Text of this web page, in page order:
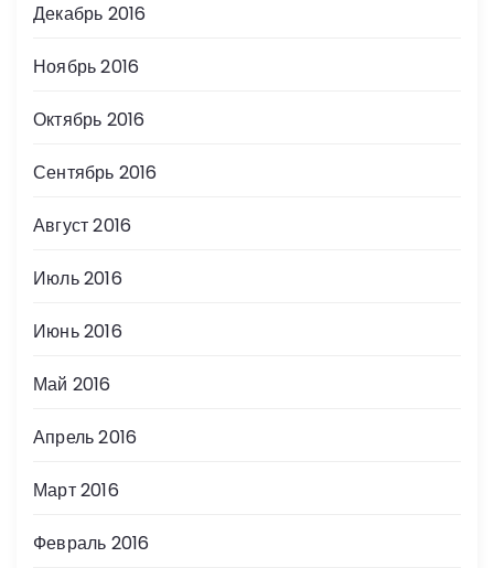
Декабрь 2016
Ноябрь 2016
Октябрь 2016
Сентябрь 2016
Август 2016
Июль 2016
Июнь 2016
Май 2016
Апрель 2016
Март 2016
Февраль 2016